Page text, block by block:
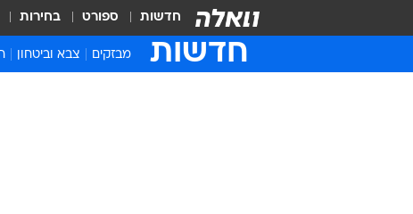
חדשות ספורט בחירות
חדשות מבזקים צבא וביטחון